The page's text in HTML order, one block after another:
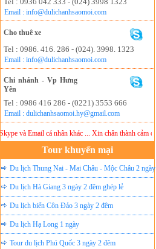
Email : info@dulichanhsaomoi.com
Cho thuê xe
Tel : 0986. 416. 286 - (024). 3998. 1323
Email : info@dulichanhsaomoi.com
Chi nhánh - Vp Hưng
Yên
Tel : 0986 416 286 - (0221) 3553 666
Email : dulichanhsaomoi.hy@gmail.com
và Email cá nhân khác ... Xin chân thành cảm ơn!
Tour khuyến mại
Du lịch Thung Nai - Mai Châu - Mộc Châu 2 ngày
ghép lẻ
Du lịch Hà Giang 3 ngày 2 đêm ghép lẻ
Du lịch biển Côn Đảo 3 ngày 2 đêm
Du lịch Hạ Long 1 ngày
Tour du lịch Phú Quốc 3 ngày 2 đêm